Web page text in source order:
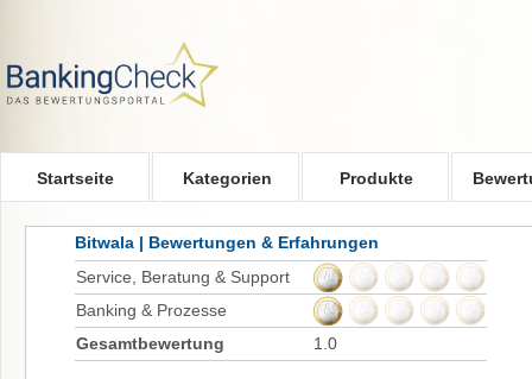
Startseite Kategorien Produkte
Bitwala | Bewertungen & Erfahrungen
Service, Beratung & Support
Banking & Prozesse
Gesamtbewertung
1.0